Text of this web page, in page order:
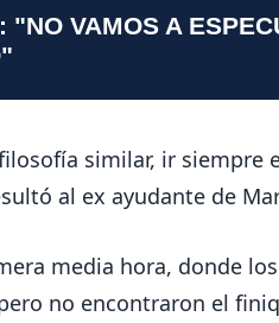
"NO VAMOS A
similar, ir siempre
al ex ayudante de
media hora, donde
no encontraron el